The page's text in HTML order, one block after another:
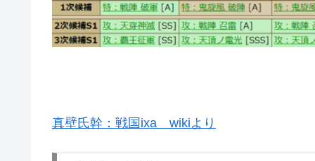
真壁氏幹：戦国ixa wikiより